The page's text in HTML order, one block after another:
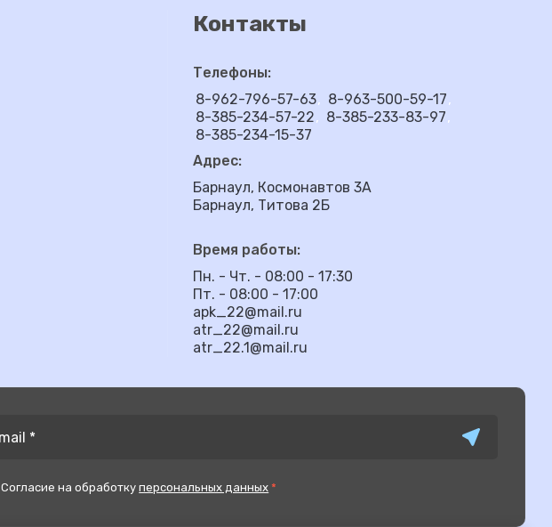
Контакты
Телефоны:
8-962-796-57-63
8-963-500-59-17
8-385-234-57-22
8-385-233-83-97
8-385-234-15-37
Адрес:
Барнаул, Космонавтов 3А
Барнаул, Титова 2Б
Время работы:
Пн. - Чт. - 08:00 - 17:30
Пт. - 08:00 - 17:00
apk_22@mail.ru
atr_22@mail.ru
atr_22.1@mail.ru
Согласие на обработкуперсональных данных *